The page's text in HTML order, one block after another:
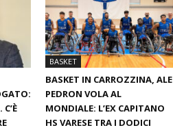
BASKET
BASKET IN CARROZZINA, ALE
PEDRON VOLA AL
MONDIALE: L’EX CAPITANO
HS VARESE TRA I DODICI